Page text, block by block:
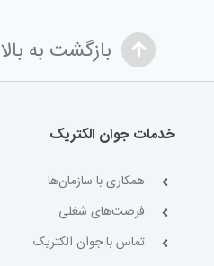
بازگشت به بالا
خدمات جوان الکتریک
همکاری با سازمان‌ها
فرصت‌های شغلی
تماس با جوان الکتریک